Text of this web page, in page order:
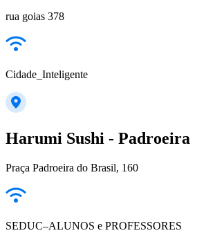
rua goias 378
Cidade_Inteligente
Harumi Sushi - Padroeira
Praça Padroeira do Brasil, 160
SEDUC–ALUNOS e PROFESSORES